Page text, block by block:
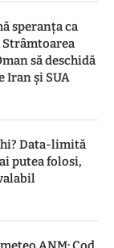
speranţa ca
să deschidă
Iran şi SUA
Data-limită
putea folosi,